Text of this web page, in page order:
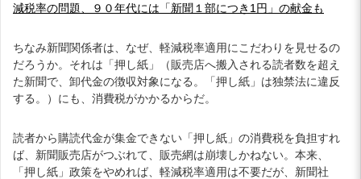
減税率の問題、９０年代には「新聞１部につき1円」の献金も
ちなみ新聞関係者は、なぜ、軽減税率適用にこだわりを見せるの
だろうか。それは「押し紙」（販売店へ搬入される読者数を超え
た新聞で、卸代金の徴収対象になる。「押し紙」は独禁法に違反
する。）にも、消費税がかかるからだ。
読者から購読代金が集金できない「押し紙」の消費税を負担すれ
ば、新聞販売店がつぶれて、販売網は崩壊しかねない。本来、
「押し紙」政策をやめれば、軽減税率適用は不要だが、新聞社